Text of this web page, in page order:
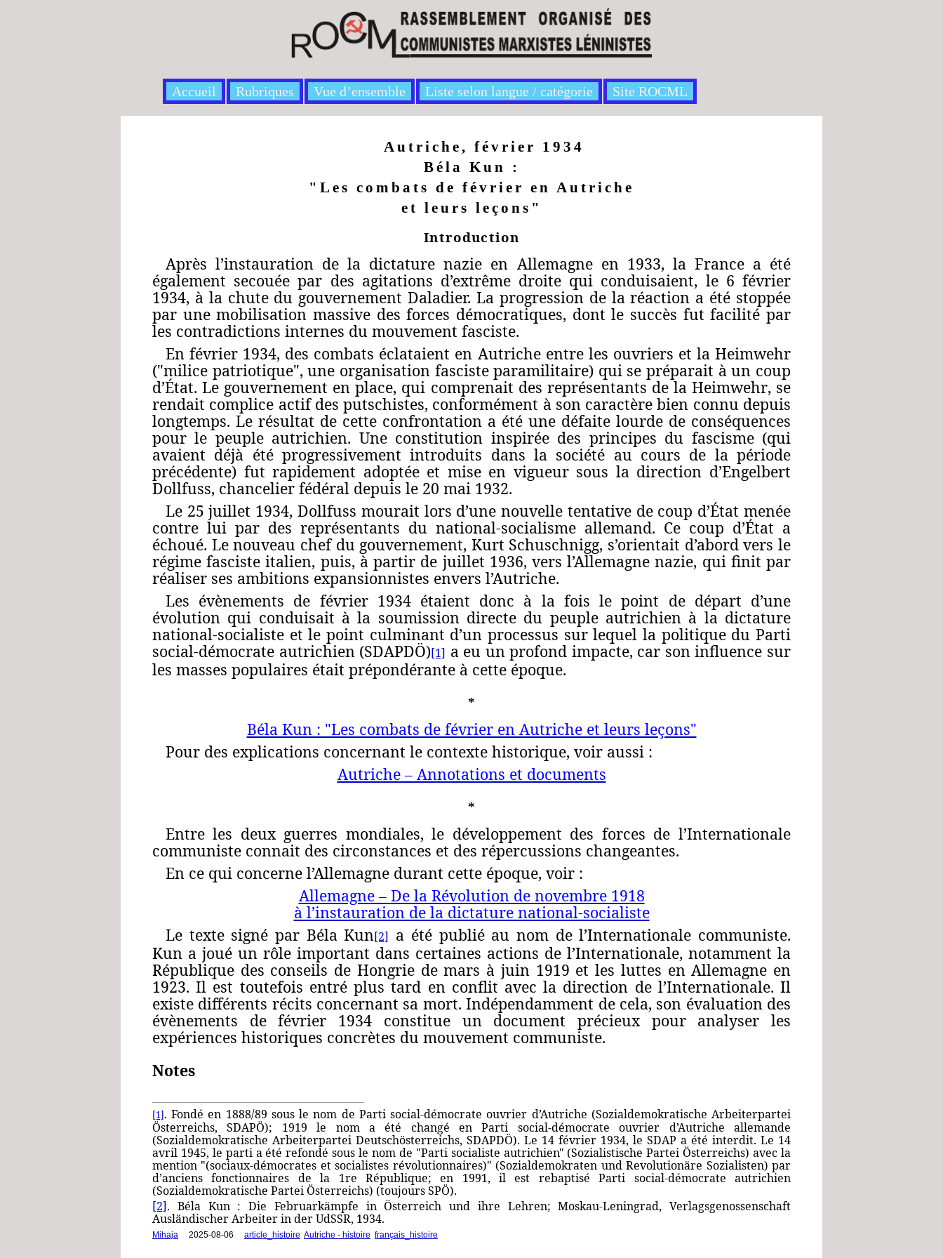
Accueil Rubriques Vue d’ensemble Liste selon langue / catégorie Site ROCML
Autriche, février 1934
Béla Kun :
"Les combats de février en Autriche
et leurs leçons"
Introduction
Après l’instauration de la dictature nazie en Allemagne en 1933, la France a été
également secouée par des agitations d’extrême droite qui conduisaient, le 6 février
1934, à la chute du gouvernement Daladier. La progression de la réaction a été stoppée
par une mobilisation massive des forces démocratiques, dont le succès fut facilité par
les contradictions internes du mouvement fasciste.
En février 1934, des combats éclataient en Autriche entre les ouvriers et la Heimwehr
("milice patriotique", une organisation fasciste paramilitaire) qui se préparait à un coup
d’État. Le gouvernement en place, qui comprenait des représentants de la Heimwehr, se
rendait complice actif des putschistes, conformément à son caractère bien connu depuis
longtemps. Le résultat de cette confrontation a été une défaite lourde de conséquences
pour le peuple autrichien. Une constitution inspirée des principes du fascisme (qui
avaient déjà été progressivement introduits dans la société au cours de la période
précédente) fut rapidement adoptée et mise en vigueur sous la direction d’Engelbert
Dollfuss, chancelier fédéral depuis le 20 mai 1932.
Le 25 juillet 1934, Dollfuss mourait lors d’une nouvelle tentative de coup d’État menée
contre lui par des représentants du national-socialisme allemand. Ce coup d’État a
échoué. Le nouveau chef du gouvernement, Kurt Schuschnigg, s’orientait d’abord vers le
régime fasciste italien, puis, à partir de juillet 1936, vers l’Allemagne nazie, qui finit par
réaliser ses ambitions expansionnistes envers l’Autriche.
Les évènements de février 1934 étaient donc à la fois le point de départ d’une
évolution qui conduisait à la soumission directe du peuple autrichien à la dictature
national-socialiste et le point culminant d’un processus sur lequel la politique du Parti
social-démocrate autrichien (SDAPDÖ)[1] a eu un profond impacte, car son influence sur
les masses populaires était prépondérante à cette époque.
*
Béla Kun : "Les combats de février en Autriche et leurs leçons"
Pour des explications concernant le contexte historique, voir aussi :
Autriche – Annotations et documents
*
Entre les deux guerres mondiales, le développement des forces de l’Internationale
communiste connait des circonstances et des répercussions changeantes.
En ce qui concerne l’Allemagne durant cette époque, voir :
Allemagne – De la Révolution de novembre 1918
à l’instauration de la dictature national-socialiste
Le texte signé par Béla Kun[2] a été publié au nom de l’Internationale communiste.
Kun a joué un rôle important dans certaines actions de l’Internationale, notamment la
République des conseils de Hongrie de mars à juin 1919 et les luttes en Allemagne en
1923. Il est toutefois entré plus tard en conflit avec la direction de l’Internationale. Il
existe différents récits concernant sa mort. Indépendamment de cela, son évaluation des
évènements de février 1934 constitue un document précieux pour analyser les
expériences historiques concrètes du mouvement communiste.
Notes
[1]. Fondé en 1888/89 sous le nom de Parti social-démocrate ouvrier d’Autriche (Sozialdemokratische Arbeiterpartei
Österreichs, SDAPÖ); 1919 le nom a été changé en Parti social-démocrate ouvrier d’Autriche allemande
(Sozialdemokratische Arbeiterpartei Deutschösterreichs, SDAPDÖ). Le 14 février 1934, le SDAP a été interdit. Le 14
avril 1945, le parti a été refondé sous le nom de "Parti socialiste autrichien" (Sozialistische Partei Österreichs) avec la
mention "(sociaux-démocrates et socialistes révolutionnaires)" (Sozialdemokraten und Revolutionäre Sozialisten) par
d’anciens fonctionnaires de la 1re République; en 1991, il est rebaptisé Parti social-démocrate autrichien
(Sozialdemokratische Partei Österreichs) (toujours SPÖ).
[2]. Béla Kun : Die Februarkämpfe in Österreich und ihre Lehren; Moskau-Leningrad, Verlagsgenossenschaft
Ausländischer Arbeiter in der UdSSR, 1934.
Mihaja 2025-08-06 article_histoire Autriche - histoire français_histoire